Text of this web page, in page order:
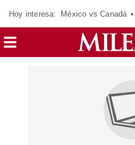
Hoy interesa: México vs Canadá